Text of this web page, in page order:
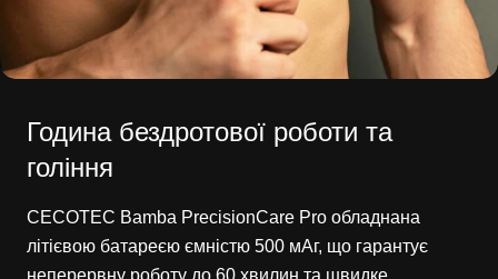
Година бездротової роботи та
гоління
CECOTEC Bamba PrecisionCare Pro обладнана
літієвою батареєю ємністю 500 мАг, що гарантує
неперервну роботу до 60 хвилин та швидке